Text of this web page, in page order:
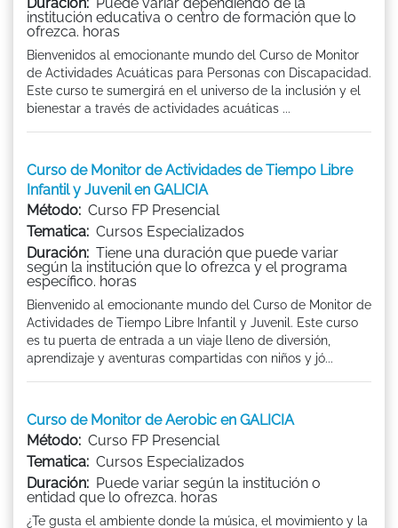
institución educativa o centro de formación que lo
ofrezca. horas
Bienvenidos al emocionante mundo del Curso de Monitor
de Actividades Acuáticas para Personas con Discapacidad.
Este curso te sumergirá en el universo de la inclusión y el
bienestar a través de actividades acuáticas ...
Curso de Monitor de Actividades de Tiempo Libre
Infantil y Juvenil en GALICIA
Método: Curso FP Presencial
Tematica: Cursos Especializados
Duración: Tiene una duración que puede variar
según la institución que lo ofrezca y el programa
específico. horas
Bienvenido al emocionante mundo del Curso de Monitor de
Actividades de Tiempo Libre Infantil y Juvenil. Este curso
es tu puerta de entrada a un viaje lleno de diversión,
aprendizaje y aventuras compartidas con niños y jó...
Curso de Monitor de Aerobic en GALICIA
Método: Curso FP Presencial
Tematica: Cursos Especializados
Duración: Puede variar según la institución o
entidad que lo ofrezca. horas
¿Te gusta el ambiente donde la música, el movimiento y la